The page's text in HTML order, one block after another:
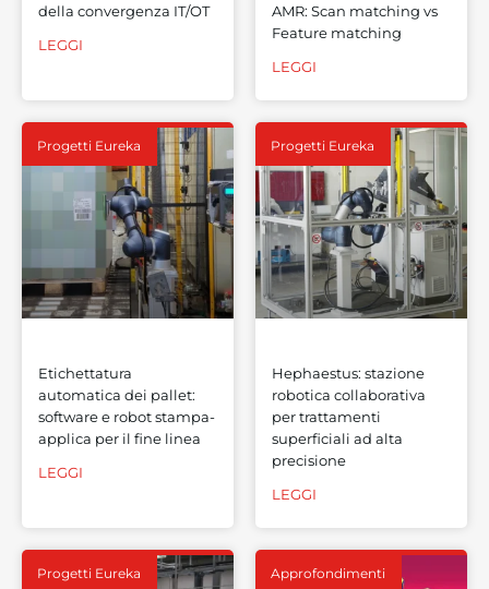
della convergenza IT/OT
LEGGI
AMR: Scan matching vs
Feature matching
LEGGI
Progetti Eureka
Etichettatura
automatica dei pallet:
software e robot stampa-
applica per il fine linea
LEGGI
Progetti Eureka
Hephaestus: stazione
robotica collaborativa
per trattamenti
superficiali ad alta
precisione
LEGGI
Progetti Eureka Approfondimenti